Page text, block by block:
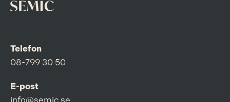
Telefon
08-799 30 50
E-post
info@semic.se